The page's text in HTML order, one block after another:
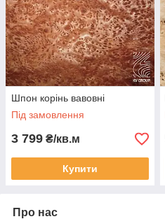
Шпон корінь вавовні
Під замовлення
3 799 ₴/кв.м
Купити
Про нас